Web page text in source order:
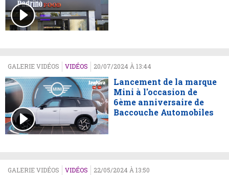
GALERIE VIDÉOS VIDÉOS 20/07/2024 À 13:44
Lancement de la marque
Mini à l'occasion de
6ème anniversaire de
Baccouche Automobiles
GALERIE VIDÉOS VIDÉOS 22/05/2024 À 13:50